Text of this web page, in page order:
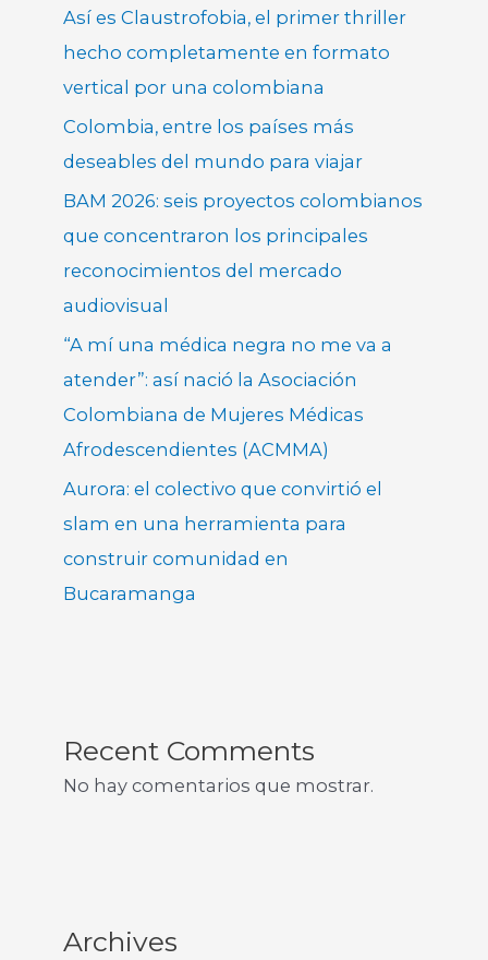
Así es Claustrofobia, el primer thriller
hecho completamente en formato
vertical por una colombiana
Colombia, entre los países más
deseables del mundo para viajar
BAM 2026: seis proyectos colombianos
que concentraron los principales
reconocimientos del mercado
audiovisual
“A mí una médica negra no me va a
atender”: así nació la Asociación
Colombiana de Mujeres Médicas
Afrodescendientes (ACMMA)
Aurora: el colectivo que convirtió el
slam en una herramienta para
construir comunidad en
Bucaramanga
Recent Comments
No hay comentarios que mostrar.
Archives